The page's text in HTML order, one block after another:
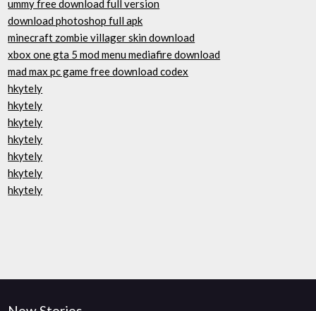
ummy free download full version
download photoshop full apk
minecraft zombie villager skin download
xbox one gta 5 mod menu mediafire download
mad max pc game free download codex
hkytely
hkytely
hkytely
hkytely
hkytely
hkytely
hkytely